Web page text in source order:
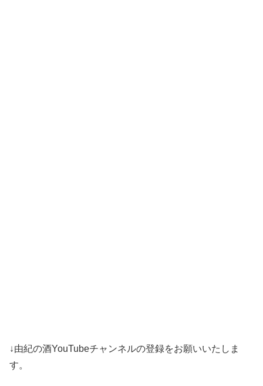
↓由紀の酒YouTubeチャンネルの登録をお願いいたしま
す。